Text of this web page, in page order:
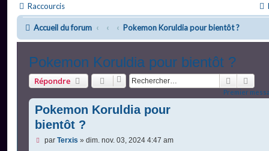
Raccourcis
Accueil du forum Pokemon Koruldia pour bientôt ?
Pokemon Koruldia pour bientôt ?
Répondre
Premier
Pokemon Koruldia pour
bientôt ?
M
par Terxis » dim. nov. 03, 2024 4:47 am